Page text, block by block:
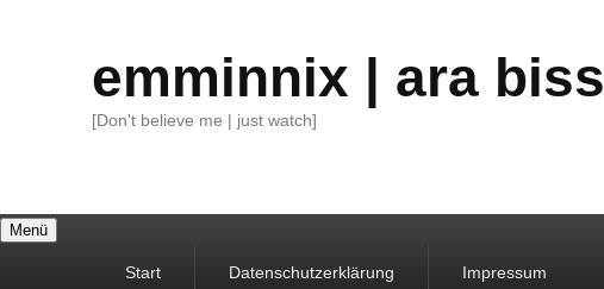
emminnix | ara biss
[Don't believe me | just watch]
Menü
Start Datenschutzerklärung Impressum